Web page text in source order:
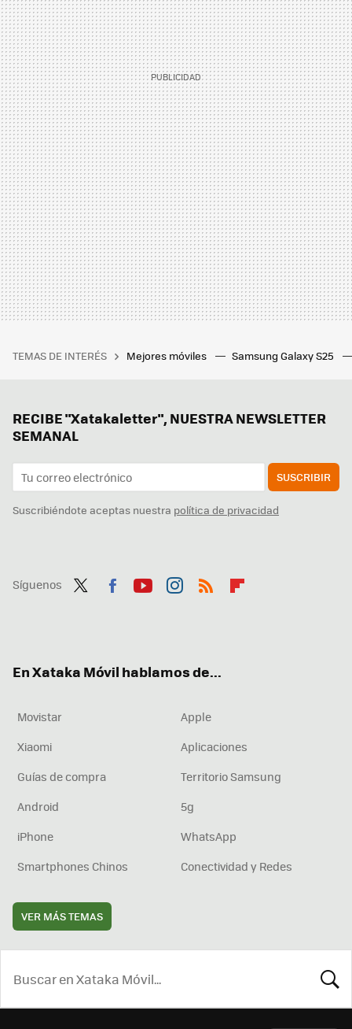
TEMAS DE INTERÉS Mejores móviles Samsung Galaxy S25
RECIBE "Xatakaletter", NUESTRA NEWSLETTER
SEMANAL
SUSCRIBIR
Suscribiéndote aceptas nuestra política de privacidad
Síguenos
En Xataka Móvil hablamos de...
Movistar
Apple
Xiaomi
Aplicaciones
Guías de compra
Territorio Samsung
Android
5g
iPhone
WhatsApp
Smartphones Chinos
Conectividad y Redes
VER MÁS TEMAS